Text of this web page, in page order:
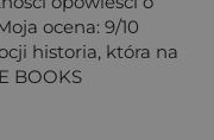
ocena: 9/10
historia, która na
BOOKS